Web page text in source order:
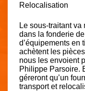
Relocalisation
Le sous-traitant
dans la fonderie
d’équipements en
achètent les
nous les envoient
Philippe Parsoire.
géreront qu’un
transport et